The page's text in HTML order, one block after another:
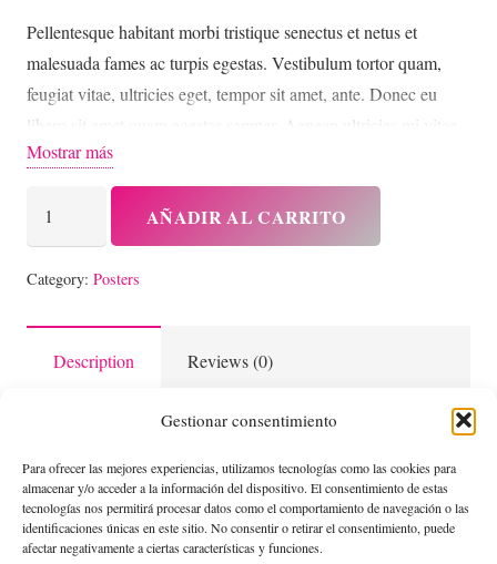
Gestionar consentimiento
Para ofrecer las mejores experiencias, utilizamos tecnologías como las cookies para
almacenar y/o acceder a la información del dispositivo. El consentimiento de estas
tecnologías nos permitirá procesar datos como el comportamiento de navegación o las
identificaciones únicas en este sitio. No consentir o retirar el consentimiento, puede
afectar negativamente a ciertas características y funciones.
Pellentesque habitant morbi tristique senectus et netus et
malesuada fames ac turpis egestas. Vestibulum tortor quam,
feugiat vitae, ultricies eget, tempor sit amet, ante. Donec eu
libero sit amet quam egestas semper. Aenean ultricies mi vitae
est. Mauris placerat eleifend leo.
Mostrar más
AÑADIR AL CARRITO
Category: Posters
Description Reviews (0)
Pellentesque habitant morbi tristique senectus et netus et
malesuada fames ac turpis egestas. Vestibulum tortor quam,
feugiat vitae, ultricies eget, tempor sit amet, ante. Donec eu
libero sit amet quam egestas semper. Aenean ultricies mi vitae